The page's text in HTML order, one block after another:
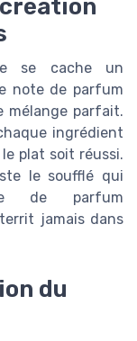
se cache un
note de parfum
mélange parfait.
ingrédient
plat soit réussi.
le soufflé qui
de parfum
jamais dans
du